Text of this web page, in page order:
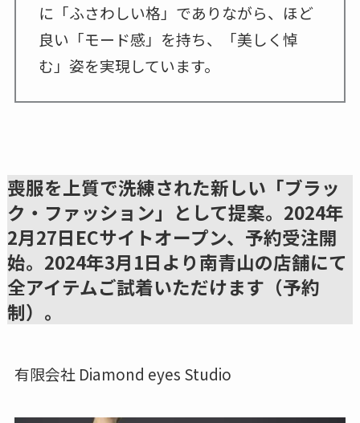
に「ふさわしい格」でありながら、ほど
良い「モード感」を持ち、「美しく悼
む」姿を実現しています。
喪服を上質で洗練された新しい「ブラッ
ク・ファッション」として提案。2024年
2月27日ECサイトオープン、予約受注開
始。2024年3月1日より南青山の店舗にて
全アイテムご試着いただけます（予約
制）。
有限会社 Diamond eyes Studio